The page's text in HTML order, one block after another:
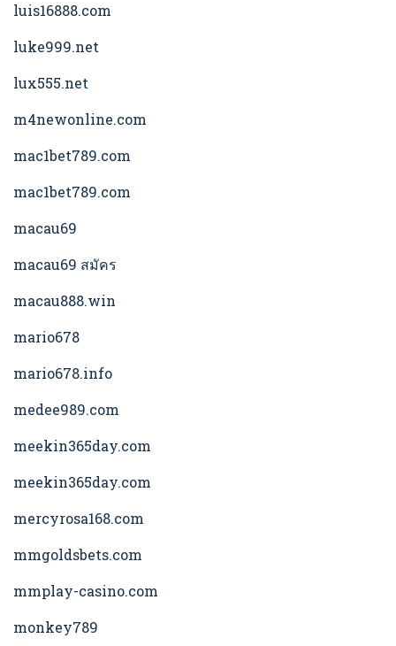
luis16888.com
luke999.net
lux555.net
m4newonline.com
mac1bet789.com
mac1bet789.com
macau69
macau69 สมัคร
macau888.win
mario678
mario678.info
medee989.com
meekin365day.com
meekin365day.com
mercyrosa168.com
mmgoldsbets.com
mmplay-casino.com
monkey789